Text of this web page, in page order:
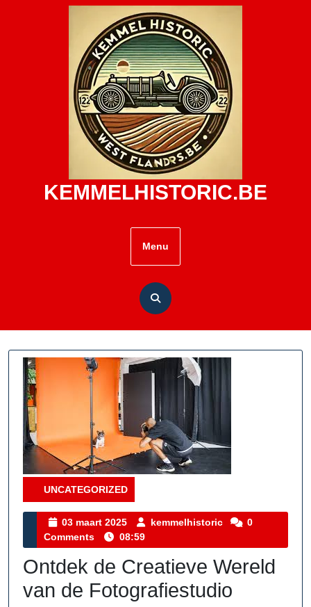
KEMMELHISTORIC.BE
Menu
UNCATEGORIZED
Category
03 maart 2025
03
maart
2025
kemmelhistoric kemmelhistoric
0
Comments
08:59
Ontdek de Creatieve Wereld
van de Fotografiestudio